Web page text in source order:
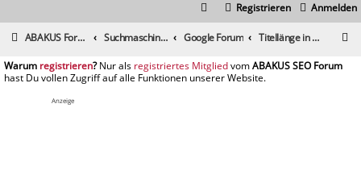
Anmelden
Registrieren
ABAKUS Foren-Übersicht Suchmaschinenmarketing (SEM) / Suchmaschinenoptimierung (SEO) Google Forum Titellänge in den Suchergebnissen
registrieren registriertes Mitglied
Anzeige